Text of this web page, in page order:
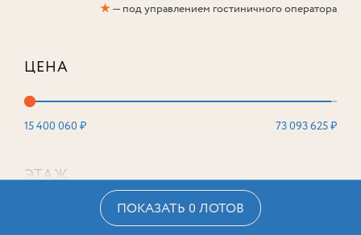
★— под управлением гостиничного оператора
ЦЕНА
15 400 060 ₽ 73 093 625 ₽
ЭТАЖ
ПОКАЗАТЬ 0 ЛОТОВ